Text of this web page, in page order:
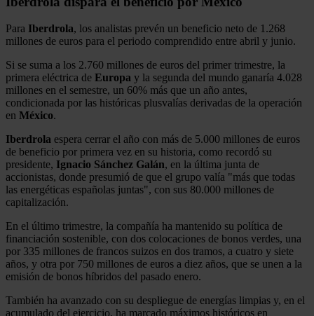
Para Iberdrola, los analistas prevén un beneficio neto de 1.268
millones de euros para el periodo comprendido entre abril y junio.
Si se suma a los 2.760 millones de euros del primer trimestre, la
primera eléctrica de Europa y la segunda del mundo ganaría 4.028
millones en el semestre, un 60% más que un año antes,
condicionada por las históricas plusvalías derivadas de la operación
en México.
Iberdrola espera cerrar el año con más de 5.000 millones de euros
de beneficio por primera vez en su historia, como recordó su
presidente, Ignacio Sánchez Galán, en la última junta de
accionistas, donde presumió de que el grupo valía "más que todas
las energéticas españolas juntas", con sus 80.000 millones de
capitalización.
En el último trimestre, la compañía ha mantenido su política de
financiación sostenible, con dos colocaciones de bonos verdes, una
por 335 millones de francos suizos en dos tramos, a cuatro y siete
años, y otra por 750 millones de euros a diez años, que se unen a la
emisión de bonos híbridos del pasado enero.
También ha avanzado con su despliegue de energías limpias y, en el
acumulado del ejercicio, ha marcado máximos históricos en